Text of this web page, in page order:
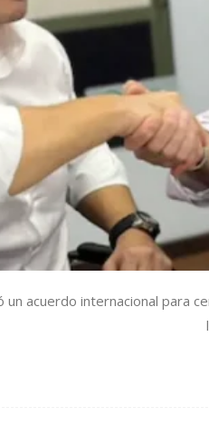
acuerdo internacional para